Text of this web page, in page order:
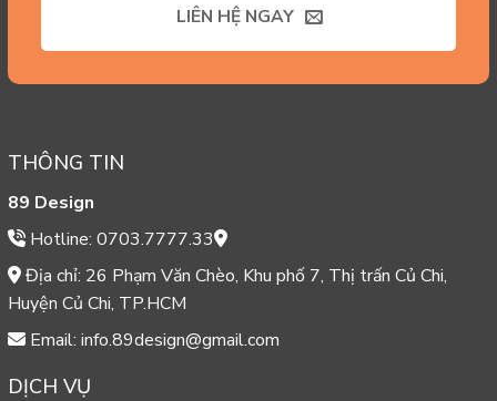
LIÊN HỆ NGAY
THÔNG TIN
89 Design
Hotline: 0703.7777.33
Địa chỉ: 26 Phạm Văn Chèo, Khu phố 7, Thị trấn Củ Chi,
Huyện Củ Chi, TP.HCM
Email: info.89design@gmail.com
DỊCH VỤ